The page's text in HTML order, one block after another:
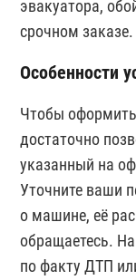
эвакуатора,
срочном заказе.
Особенности
Чтобы оформить
достаточно
указанный на
Уточните ваши
о машине, её
обращаетесь.
по факту ДТП